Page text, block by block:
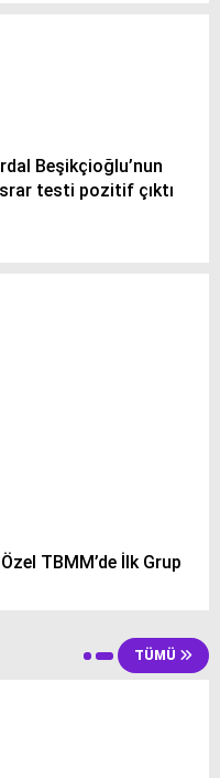
Beşikçioğlu’nun
testi pozitif çıktı
TBMM’de İlk Grup
TÜMÜ